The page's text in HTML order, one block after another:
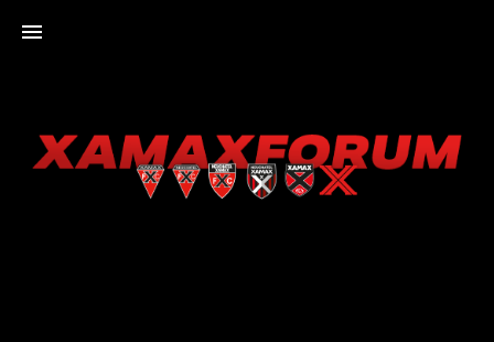
XAMAXFORUM